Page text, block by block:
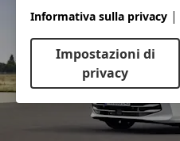
Informativa sulla privacy |
Impostazioni di
privacy